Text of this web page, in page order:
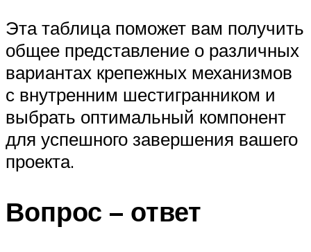
Эта таблица поможет вам получить
общее представление о различных
вариантах крепежных механизмов
с внутренним шестигранником и
выбрать оптимальный компонент
для успешного завершения вашего
проекта.
Вопрос – ответ